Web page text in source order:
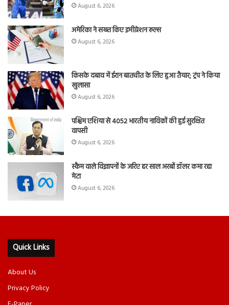
August 6, 2026
अमेरिका ने सख्त किए इमीग्रेशन रूल्स
August 6, 2026
किसके दबाव में ईरान बातचीत के लिए हुआ तैयार; ट्रंप ने किया
खुलासा
August 6, 2026
पश्चिम एशिया से 4052 भारतीय नाविकों की हुई सुरक्षित
वापसी
August 6, 2026
स्कैम वाले विज्ञापनों के जरिए हर साल अरबों डॉलर कमा रहा
मेटा
August 6, 2026
Quick Links
About Us
Privacy Policy